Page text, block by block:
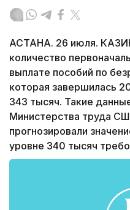
АСТАНА. 26 июля.
количество
выплате пособий по
которая завершилась
343 тысяч. Такие
Министерства труда
прогнозировали
уровне 340 тысяч